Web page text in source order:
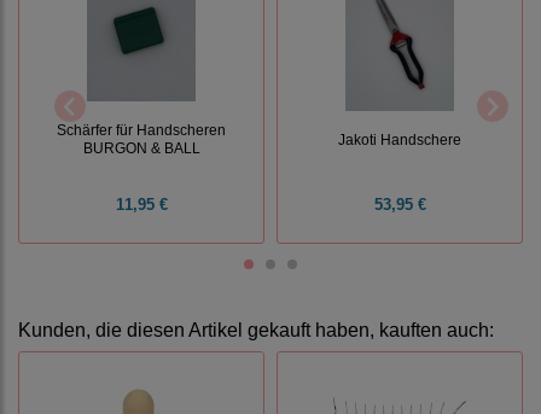
Schärfer für Handscheren
BURGON & BALL
11,95 €
Jakoti Handschere
53,95 €
Kunden, die diesen Artikel gekauft haben, kauften auch: